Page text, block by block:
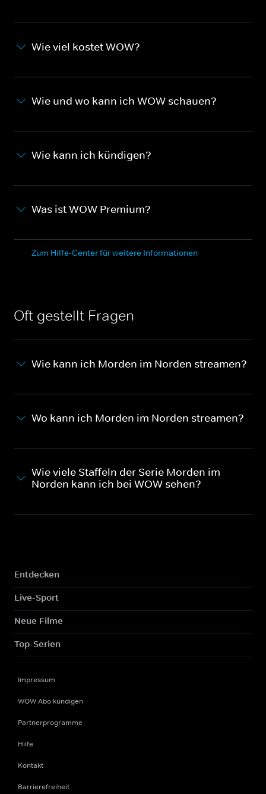
Wie viel kostet WOW?
Wie und wo kann ich WOW schauen?
Wie kann ich kündigen?
Was ist WOW Premium?
Zum Hilfe-Center für weitere Informationen
Oft gestellt Fragen
Wie kann ich Morden im Norden streamen?
Wo kann ich Morden im Norden streamen?
Wie viele Staffeln der Serie Morden im
Norden kann ich bei WOW sehen?
Entdecken
Live-Sport
Neue Filme
Top-Serien
Impressum
WOW Abo kündigen
Partnerprogramme
Hilfe
Kontakt
Barrierefreiheit